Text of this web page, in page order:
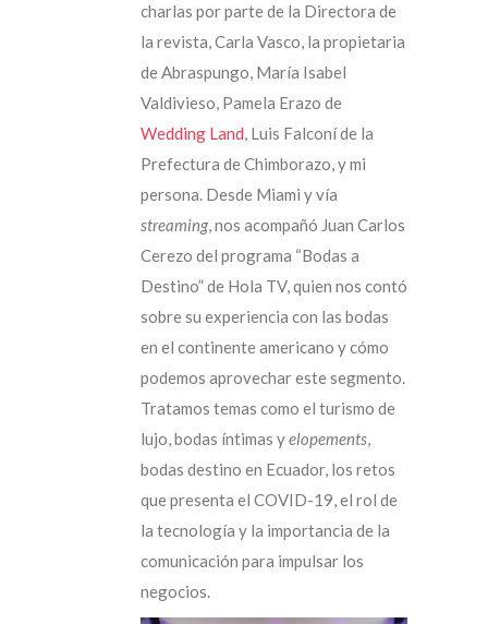
charlas por parte de la Directora de
la revista, Carla Vasco, la propietaria
de Abraspungo, María Isabel
Valdivieso, Pamela Erazo de
Wedding Land, Luis Falconí de la
Prefectura de Chimborazo, y mi
persona. Desde Miami y vía
streaming, nos acompañó Juan Carlos
Cerezo del programa “Bodas a
Destino” de Hola TV, quien nos contó
sobre su experiencia con las bodas
en el continente americano y cómo
podemos aprovechar este segmento.
Tratamos temas como el turismo de
lujo, bodas íntimas yelopements,
bodas destino en Ecuador, los retos
que presenta el COVID-19, el rol de
la tecnología y la importancia de la
comunicación para impulsar los
negocios.